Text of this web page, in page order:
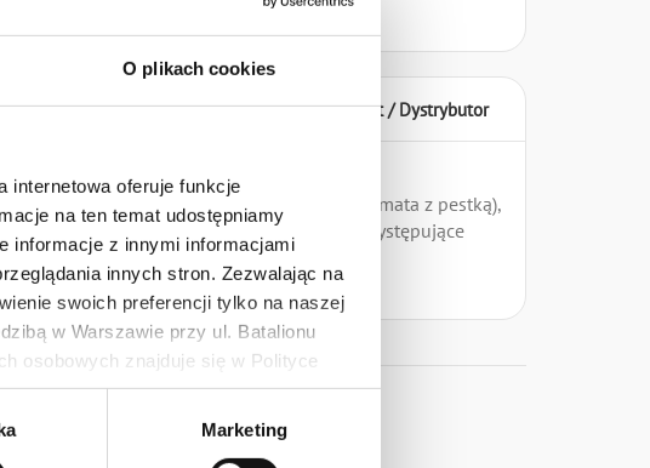
O plikach cookies
internetowa oferuje funkcje
na ten temat udostępniamy
informacje z innymi informacjami
innych stron. Zezwalając na
swoich preferencji tylko na naszej
w Warszawie przy ul. Batalionu
osobowych znajduje się w Polityce
danych osobowych jest
Marketing
cuquillo z pestką, gordal drylowane, kalamata z pestką),
), sól morska, czosnek (zawiera naturalnie występujące
Przechowywanie / Stosowanie Producent / Dystrybutor
Zestawy